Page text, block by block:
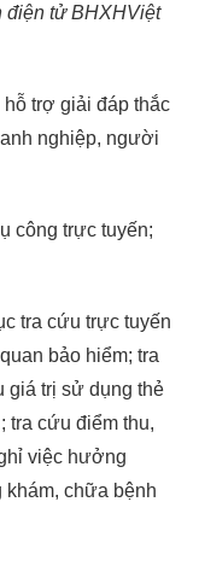
điện tử BHXHViệt
trợ giải đáp thắc
nghiệp, người
công trực tuyến;
tra cứu trực tuyến
bảo hiểm; tra
giá trị sử dụng thẻ
tra cứu điểm thu,
việc hưởng
khám, chữa bệnh